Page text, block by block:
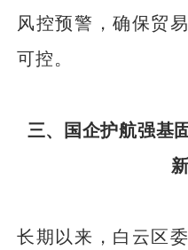
风控预警，确保贸
可控。
三、国企护航强基
长期以来，白云区